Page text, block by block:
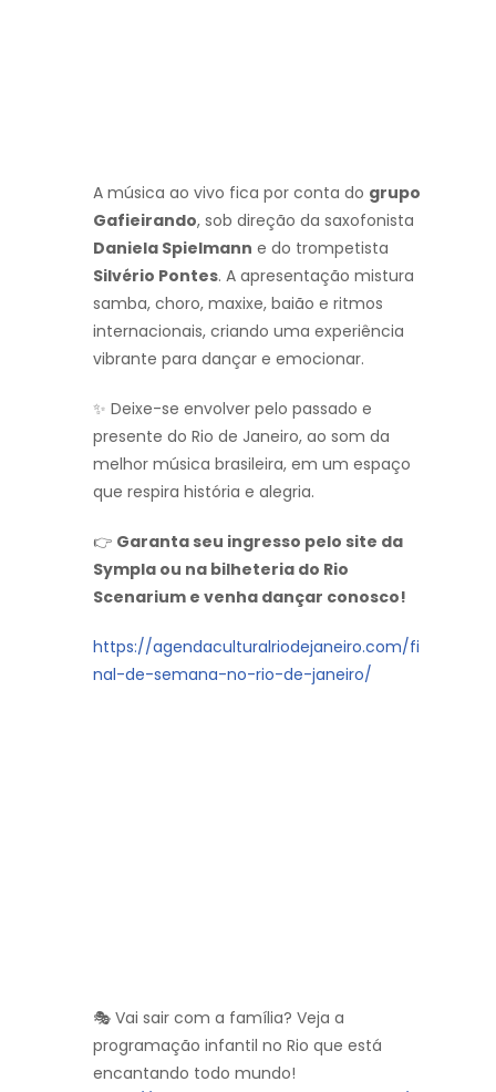
A música ao vivo fica por conta do grupo
Gafieirando, sob direção da saxofonista
Daniela Spielmann e do trompetista
Silvério Pontes. A apresentação mistura
samba, choro, maxixe, baião e ritmos
internacionais, criando uma experiência
vibrante para dançar e emocionar.
✨ Deixe-se envolver pelo passado e
presente do Rio de Janeiro, ao som da
melhor música brasileira, em um espaço
que respira história e alegria.
👉 Garanta seu ingresso pelo site da
Sympla ou na bilheteria do Rio
Scenarium e venha dançar conosco!
https://agendaculturalriodejaneiro.com/fi
nal-de-semana-no-rio-de-janeiro/
🎭 Vai sair com a família? Veja a
programação infantil no Rio que está
encantando todo mundo!